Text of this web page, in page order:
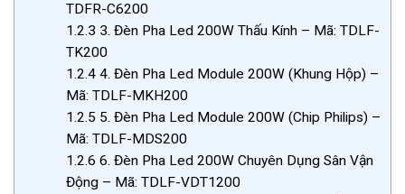
TDFR-C6200
1.2.3 3. Đèn Pha Led 200W Thấu Kính – Mã: TDLF-
TK200
1.2.44. Đèn Pha Led Module 200W (Khung Hộp) –
Mã: TDLF-MKH200
1.2.5 5. Đèn Pha Led Module 200W (Chip Philips) –
Mã: TDLF-MDS200
1.2.6 6. Đèn Pha Led 200W Chuyên Dụng Sân Vận
Động – Mã: TDLF-VDT1200